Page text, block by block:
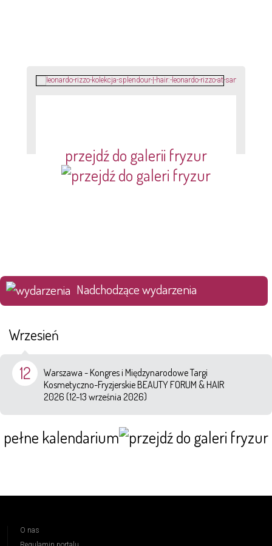
przejdź do galerii fryzur
Nadchodzące wydarzenia
Wrzesień
12
Warszawa - Kongres i Międzynarodowe Targi
Kosmetyczno-Fryzjerskie BEAUTY FORUM & HAIR
2026 (12-13 września 2026)
pełne kalendarium
O nas